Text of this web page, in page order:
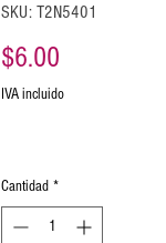
SKU: T2N5401
$6.00
IVA incluido
Cantidad *